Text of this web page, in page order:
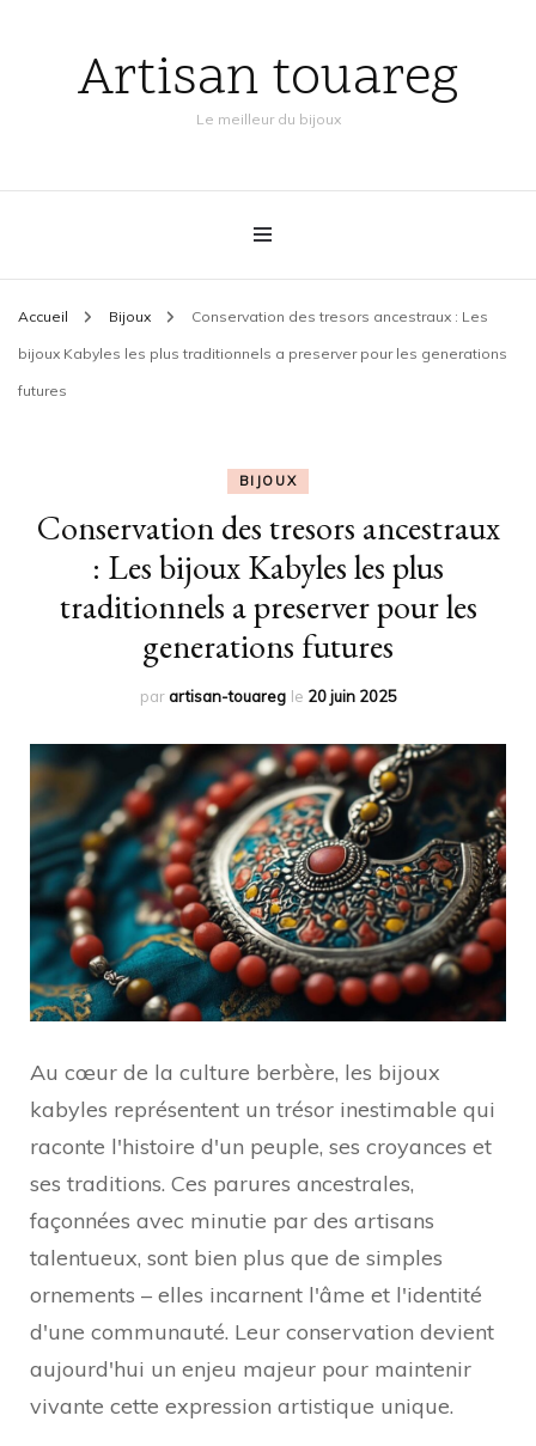
Artisan touareg
Le meilleur du bijoux
Accueil Bijoux Conservation des tresors ancestraux : Les
bijoux Kabyles les plus traditionnels a preserver pour les generations
futures
BIJOUX
Conservation des tresors ancestraux
: Les bijoux Kabyles les plus
traditionnels a preserver pour les
generations futures
parartisan-touareg le 20 juin 2025
Au cœur de la culture berbère, les bijoux
kabyles représentent un trésor inestimable qui
raconte l'histoire d'un peuple, ses croyances et
ses traditions. Ces parures ancestrales,
façonnées avec minutie par des artisans
talentueux, sont bien plus que de simples
ornements – elles incarnent l'âme et l'identité
d'une communauté. Leur conservation devient
aujourd'hui un enjeu majeur pour maintenir
vivante cette expression artistique unique.